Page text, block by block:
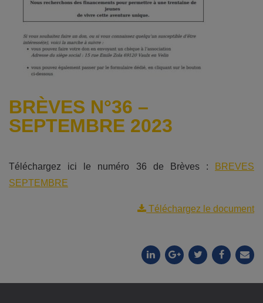
BRÈVES N°36 –
SEPTEMBRE 2023
Téléchargez ici le numéro 36 de Brèves :
BREVES
SEPTEMBRE
Téléchargez le document